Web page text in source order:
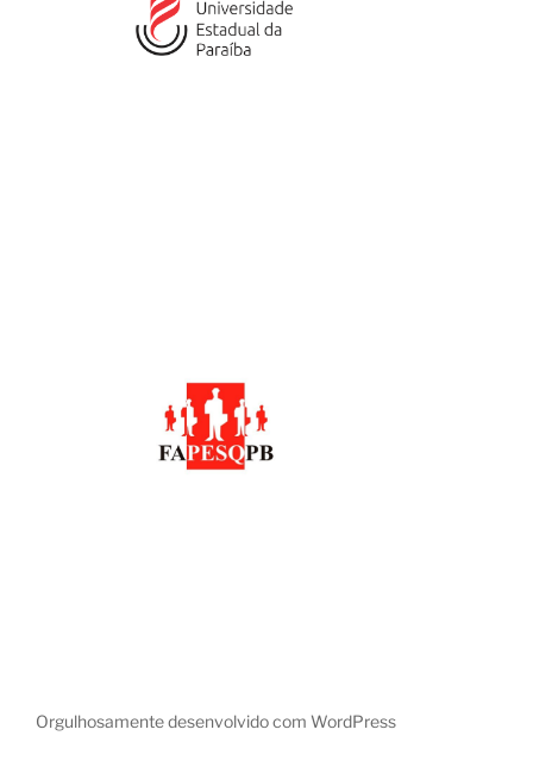
Orgulhosamente desenvolvido com WordPress